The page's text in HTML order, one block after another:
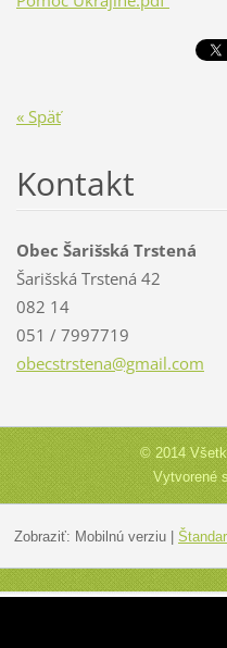
« Späť
Kontakt
Obec Šarišská Trstená
Šarišská Trstená 42
082 14
051 / 7997719
obecstrstena@gmail.com
© 2014
Vytvorené
Zobraziť: Mobilnú verziu|